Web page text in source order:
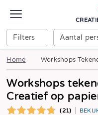
Filters Aantal
Home Workshops
Workshops
Creatief op
(21)